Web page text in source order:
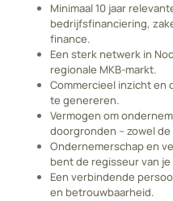
Minimaal 10 jaar
bedrijfsfinanciering,
finance.
Een sterk netwerk in
regionale MKB-markt.
Commercieel inzicht en
te genereren.
Vermogen om
doorgronden – zowel de
Ondernemerschap en
bent de regisseur van
Een verbindende
en betrouwbaarheid.